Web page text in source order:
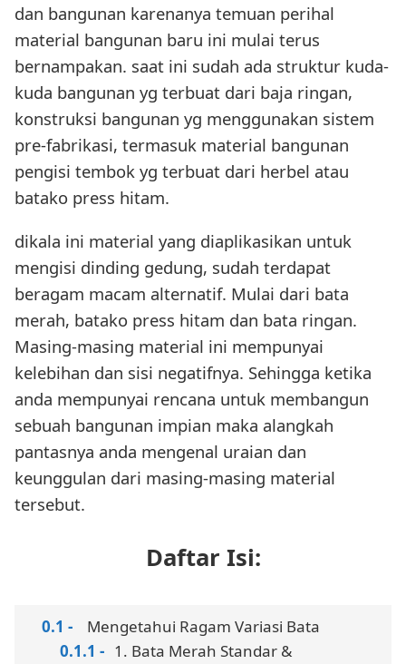
dan bangunan karenanya temuan perihal
material bangunan baru ini mulai terus
bernampakan. saat ini sudah ada struktur kuda-
kuda bangunan yg terbuat dari baja ringan,
konstruksi bangunan yg menggunakan sistem
pre-fabrikasi, termasuk material bangunan
pengisi tembok yg terbuat dari herbel atau
batako press hitam.
dikala ini material yang diaplikasikan untuk
mengisi dinding gedung, sudah terdapat
beragam macam alternatif. Mulai dari bata
merah, batako press hitam dan bata ringan.
Masing-masing material ini mempunyai
kelebihan dan sisi negatifnya. Sehingga ketika
anda mempunyai rencana untuk membangun
sebuah bangunan impian maka alangkah
pantasnya anda mengenal uraian dan
keunggulan dari masing-masing material
tersebut.
Daftar Isi:
Mengetahui Ragam Variasi Bata
1. Bata Merah Standar &